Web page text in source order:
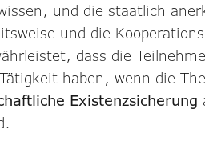
und die staatlich
und die
dass die
haben, wenn die
Existenzsicherung